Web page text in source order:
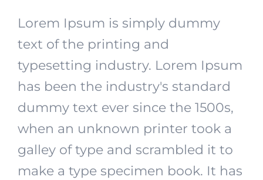
Lorem Ipsum is simply dummy
text of the printing and
typesetting industry. Lorem Ipsum
has been the industry's standard
dummy text ever since the 1500s,
when an unknown printer took a
galley of type and scrambled it to
make a type specimen book. It has